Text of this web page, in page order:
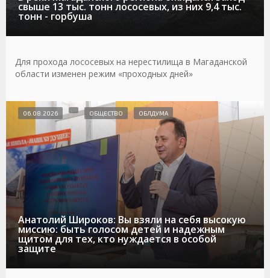
свыше 13 тыс. тонн лососевых, из них 9,4 тыс.
тонн - горбуша
Для прохода лососевых на нерестилища в Магаданской
области изменен режим «проходных дней»
Анатолий Широков: Вы взяли на себя высокую
миссию: быть голосом детей и надежным
щитом для тех, кто нуждается в особой
защите
06.08.2026 ОБЩЕСТВО ОБЛДУМА